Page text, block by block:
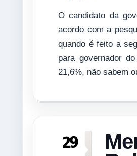
O candidato da
acordo com a
quando é feito a
para governador
21,6%, não sabem
29